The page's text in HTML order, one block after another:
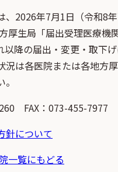
2026年7月1日 （令和8
厚生局「届出受理医療機
以降の届出・変更・取下
況は各医院または各地方
FAX：073-455-7977
針について
一覧にもどる